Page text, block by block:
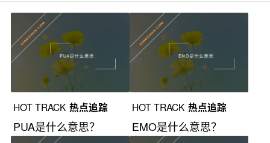
HOT TRACK 热点追踪
PUA是什么意思？
HOT TRACK 热点追踪
EMO是什么意思？